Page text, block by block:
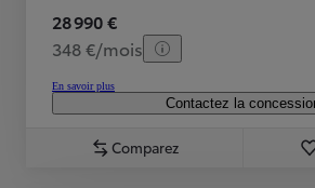
28 990 €
348 €/mois
En savoir plus
Contactez la
Comparez